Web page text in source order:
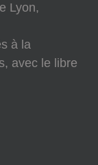
Lyon,
à la
avec le libre